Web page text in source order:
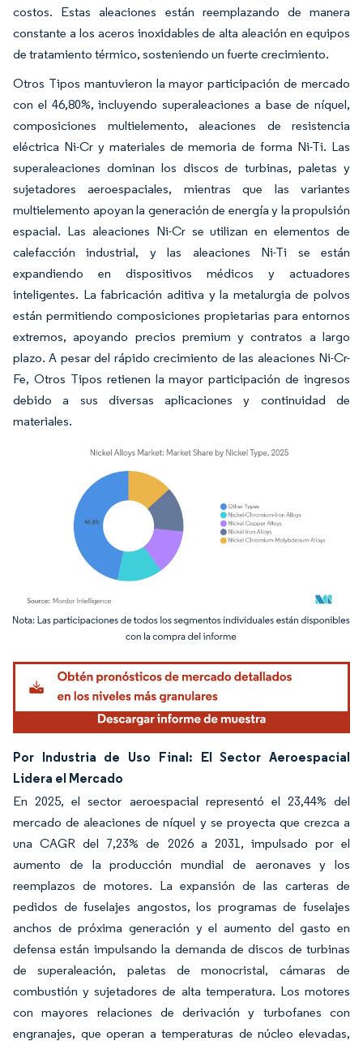
costos. Estas aleaciones están reemplazando de manera
constante a los aceros inoxidables de alta aleación en equipos
de tratamiento térmico, sosteniendo un fuerte crecimiento.
Otros Tipos mantuvieron la mayor participación de mercado
con el 46,80%, incluyendo superaleaciones a base de níquel,
composiciones multielemento, aleaciones de resistencia
eléctrica Ni-Cr y materiales de memoria de forma Ni-Ti. Las
superaleaciones dominan los discos de turbinas, paletas y
sujetadores aeroespaciales, mientras que las variantes
multielemento apoyan la generación de energía y la propulsión
espacial. Las aleaciones Ni-Cr se utilizan en elementos de
calefacción industrial, y las aleaciones Ni-Ti se están
expandiendo en dispositivos médicos y actuadores
inteligentes. La fabricación aditiva y la metalurgia de polvos
están permitiendo composiciones propietarias para entornos
extremos, apoyando precios premium y contratos a largo
plazo. A pesar del rápido crecimiento de las aleaciones Ni-Cr-
Fe, Otros Tipos retienen la mayor participación de ingresos
debido a sus diversas aplicaciones y continuidad de
materiales.
Imagen © Mordor Intelligence. El uso requiere atribución según CC BY 4.0.
Por Industria de Uso Final: El Sector Aeroespacial
Lidera el Mercado
En 2025, el sector aeroespacial representó el 23,44% del
mercado de aleaciones de níquel y se proyecta que crezca a
una CAGR del 7,23% de 2026 a 2031, impulsado por el
aumento de la producción mundial de aeronaves y los
reemplazos de motores. La expansión de las carteras de
pedidos de fuselajes angostos, los programas de fuselajes
anchos de próxima generación y el aumento del gasto en
defensa están impulsando la demanda de discos de turbinas
de superaleación, paletas de monocristal, cámaras de
combustión y sujetadores de alta temperatura. Los motores
con mayores relaciones de derivación y turbofanes con
engranajes, que operan a temperaturas de núcleo elevadas,